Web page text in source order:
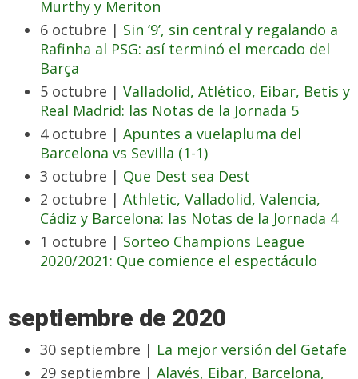
Murthy y Meriton
6 octubre | Sin ‘9’, sin central y regalando a
Rafinha al PSG: así terminó el mercado del
Barça
5 octubre | Valladolid, Atlético, Eibar, Betis y
Real Madrid: las Notas de la Jornada 5
4 octubre | Apuntes a vuelapluma del
Barcelona vs Sevilla (1-1)
3 octubre | Que Dest sea Dest
2 octubre | Athletic, Valladolid, Valencia,
Cádiz y Barcelona: las Notas de la Jornada 4
1 octubre | Sorteo Champions League
2020/2021: Que comience el espectáculo
septiembre de 2020
30 septiembre | La mejor versión del Getafe
29 septiembre | Alavés, Eibar, Barcelona,